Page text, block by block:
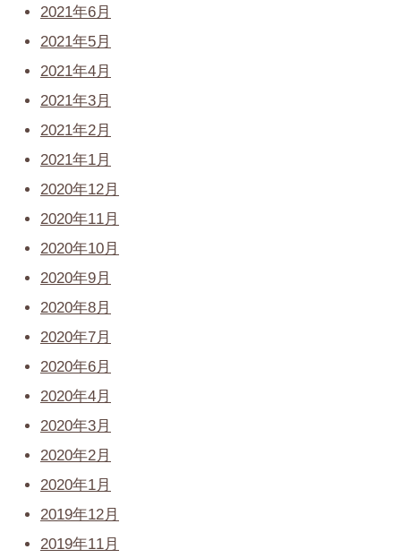
2021年6月
2021年5月
2021年4月
2021年3月
2021年2月
2021年1月
2020年12月
2020年11月
2020年10月
2020年9月
2020年8月
2020年7月
2020年6月
2020年4月
2020年3月
2020年2月
2020年1月
2019年12月
2019年11月